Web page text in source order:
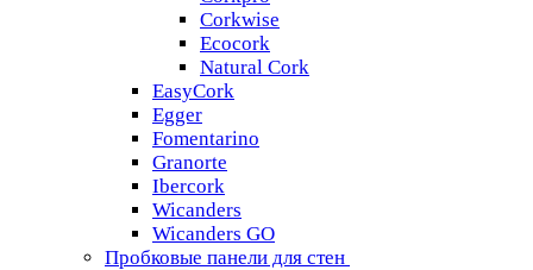
Corkwise
Ecocork
Natural Cork
EasyCork
Egger
Fomentarino
Granorte
Ibercork
Wicanders
Wicanders GO
Пробковые панели для стен